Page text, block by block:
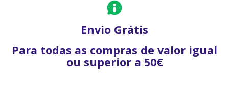
Envio Grátis
Para todas as compras de valor igual
ou superior a 50€